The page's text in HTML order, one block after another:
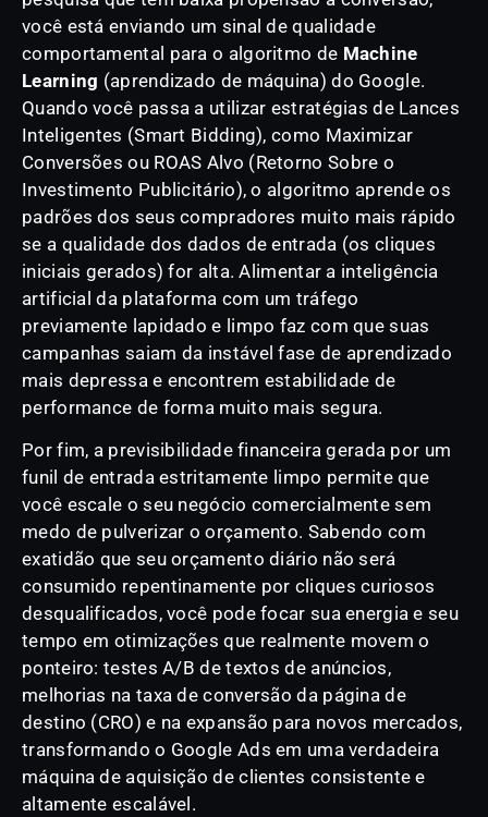
você está enviando um sinal de qualidade
comportamental para o algoritmo de Machine
Learning (aprendizado de máquina) do Google.
Quando você passa a utilizar estratégias de Lances
Inteligentes (Smart Bidding), como Maximizar
Conversões ou ROAS Alvo (Retorno Sobre o
Investimento Publicitário), o algoritmo aprende os
padrões dos seus compradores muito mais rápido
se a qualidade dos dados de entrada (os cliques
iniciais gerados) for alta. Alimentar a inteligência
artificial da plataforma com um tráfego
previamente lapidado e limpo faz com que suas
campanhas saiam da instável fase de aprendizado
mais depressa e encontrem estabilidade de
performance de forma muito mais segura.
Por fim, a previsibilidade financeira gerada por um
funil de entrada estritamente limpo permite que
você escale o seu negócio comercialmente sem
medo de pulverizar o orçamento. Sabendo com
exatidão que seu orçamento diário não será
consumido repentinamente por cliques curiosos
desqualificados, você pode focar sua energia e seu
tempo em otimizações que realmente movem o
ponteiro: testes A/B de textos de anúncios,
melhorias na taxa de conversão da página de
destino (CRO) e na expansão para novos mercados,
transformando o Google Ads em uma verdadeira
máquina de aquisição de clientes consistente e
altamente escalável.